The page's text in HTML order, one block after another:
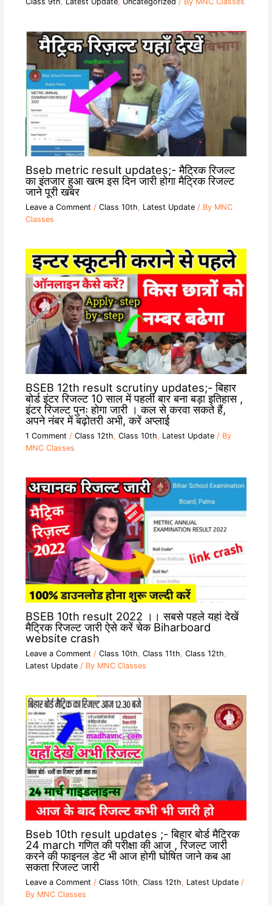
Bseb metric result updates;- मैट्रिक रिजल्ट
का इंतजार हुआ खत्म इस दिन जारी होगा मैट्रिक रिजल्ट
जाने पूरी खबर
Leave a Comment / Class 10th, Latest Update/ By MNC
Classes
BSEB 12th result scrutiny updates;- बिहार
बोर्ड इंटर रिजल्ट 10 साल में पहली बार बना बड़ा इतिहास ,
इंटर रिजल्ट पुनः होगा जारी । कल से करवा सकते हैं,
अपने नंबर में बढ़ोतरी अभी, करें अप्लाई
1 Comment / Class 12th, Class 10th, Latest Update/ By
MNC Classes
BSEB 10th result 2022 ।। सबसे पहले यहां देखें
मैट्रिक रिजल्ट जारी ऐसे करें चेक Biharboard
website crash
Leave a Comment / Class 10th, Class 11th, Class 12th,
Latest Update/ By MNC Classes
Bseb 10th result updates ;- बिहार बोर्ड मैट्रिक
24 march गणित की परीक्षा की आज , रिजल्ट जारी
करने की फाइनल डेट भी आज होगी घोषित जाने कब आ
सकता रिजल्ट जारी
Leave a Comment / Class 10th, Class 12th, Latest Update/
By MNC Classes